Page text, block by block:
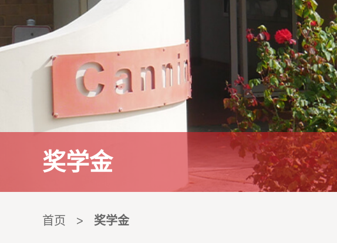
奖学金
首页 > 奖学金